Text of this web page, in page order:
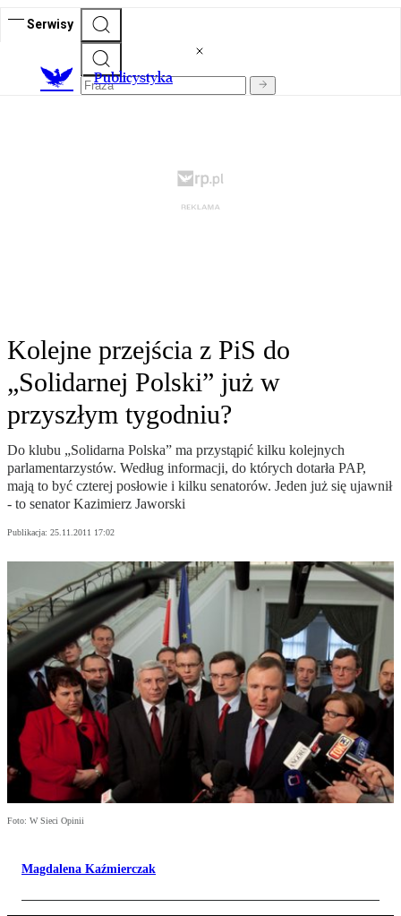
Serwisy
Publicystyka
Kolejne przejścia z PiS do
„Solidarnej Polski” już w
przyszłym tygodniu?
Do klubu „Solidarna Polska” ma przystąpić kilku kolejnych
parlamentarzystów. Według informacji, do których dotarła PAP,
mają to być czterej posłowie i kilku senatorów. Jeden już się ujawnił
- to senator Kazimierz Jaworski
Publikacja: 25.11.2011 17:02
Foto: W Sieci Opinii
Magdalena Kaźmierczak